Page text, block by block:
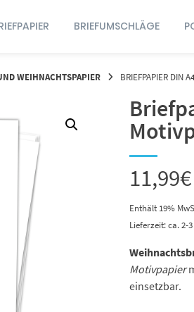
BRIEFUMSCHLÄGE
WEIHNACHTSPAPIER BRIEFPAPIER DIN
11,99€
Enthält 19%
Lieferzeit: ca. 2-
Motivpapier
einsetzbar.